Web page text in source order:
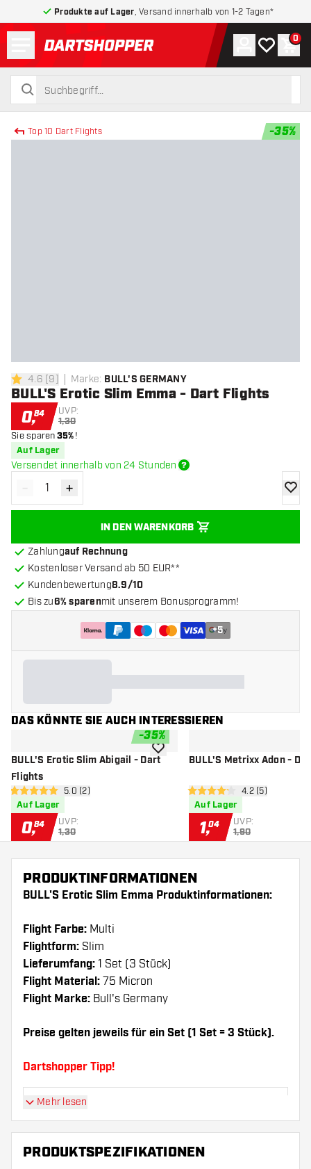
Produkte auf Lager , Versand innerhalb von 1-2 Tagen*
zurück zur Startseite
suchen
suchen
Konto
Meine 0
Top 10 Dart Flights -35%
4.6 Bewertungssterne
4.6 [9] Marke: BULL'S GERMANY
BULL'S Erotic Slim Emma - Dart Flights
0,84 UVP:
1,30
Sie sparen35%!
Auf Lager
Versendet innerhalb von 24 Stunden
Menge verringern
- Menge erhöhen
+
IN DEN WARENKORB
Zur
Zahlungauf Rechnung
Kostenloser Versand ab 50 EUR**
Kundenbewertung8.9/10
Bis zu6% sparenmit unserem Bonusprogramm!
+5
DAS KÖNNTE SIE AUCH INTERESSIEREN
-35%
BULL'S Erotic Slim Abigail - Dart
Flights
Bewertungsbereich öffnen
5 Bewertungssterne
5.0 (2)
Auf Lager
0,84 UVP:
1,30
Zur Wunschliste hinzufügen
BULL'S Metrixx Adon -
4.2 Bewertungssterne
4.2 (5)
Auf Lager
1,04 UVP:
1,90
PRODUKTINFORMATIONEN
BULL'S Erotic Slim Emma Produktinformationen:
Flight Farbe: Multi
Flightform: Slim
Lieferumfang: 1 Set (3 Stück)
Flight Material: 75 Micron
Flight Marke: Bull's Germany
Preise gelten jeweils für ein Set (1 Set = 3 Stück).
Dartshopper Tipp!
Sorgen Sie für genügend Ersatz Flights und
Shafts. Diese können sich durch Gebrauch
Mehr lesen
PRODUKTSPEZIFIKATIONEN